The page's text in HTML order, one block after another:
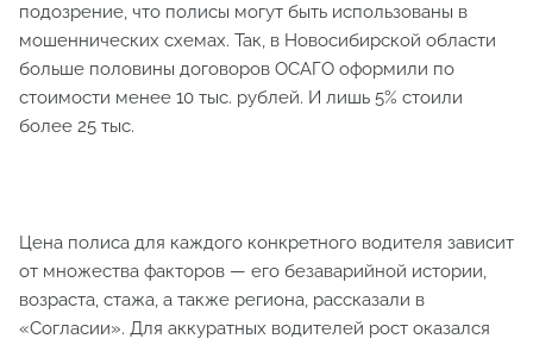
подозрение, что полисы могут быть использованы в
мошеннических схемах. Так, в Новосибирской области
больше половины договоров ОСАГО оформили по
стоимости менее 10 тыс. рублей. И лишь 5% стоили
более 25 тыс.
Цена полиса для каждого конкретного водителя зависит
от множества факторов — его безаварийной истории,
возраста, стажа, а также региона, рассказали в
«Согласии». Для аккуратных водителей рост оказался